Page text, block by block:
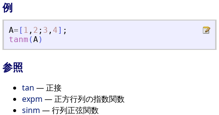
例
A= [ 1 , 2 ; 3 , 4] ;
tanm (A)
参照
tan — 正接
expm — 正方行列の指数関数
sinm — 行列正弦関数